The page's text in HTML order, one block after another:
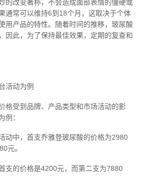
的改变著称，不会造成面部表情的僵硬或
通常可以维持6到18个月，这取决于个体
用产品的特性。随着时间的推移，玻尿酸
因此，为了保持最佳效果，定期的复查和
活动为例
格受到品牌、产品类型和市场活动的影
例：
动中，首支乔雅登玻尿酸的价格为2980
元。
支的价格是4200元，而第二支为7880